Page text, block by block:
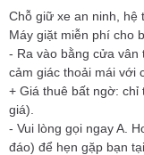
Chỗ giữ xe an ninh, hệ
Máy giặt miễn phí cho
- Ra vào bằng cửa vân
cảm giác thoải mái với
+ Giá thuê bất ngờ: chỉ
giá).
- Vui lòng gọi ngay A.
đáo) để hẹn gặp bạn